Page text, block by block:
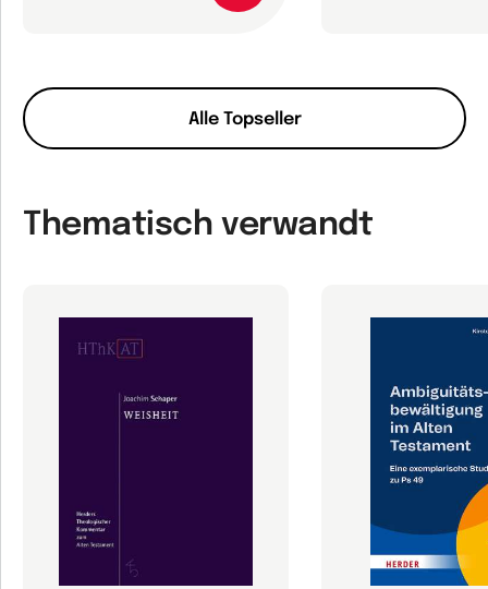
Alle Topseller
Thematisch verwandt